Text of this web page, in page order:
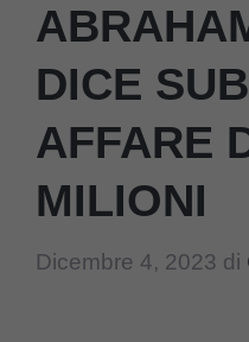
DICE
AFFARE
MILIONI
Dicembre 4, 2023 di